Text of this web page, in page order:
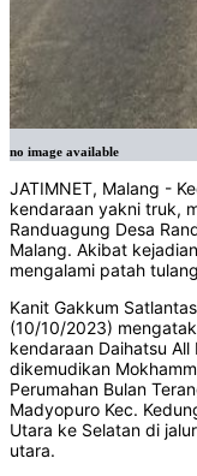
no image available
JATIMNET, Malang -
kendaraan yakni truk,
Randuagung Desa
Malang. Akibat
mengalami patah
Kanit Gakkum
(10/10/2023)
kendaraan Daihatsu
dikemudikan
Perumahan Bulan
Madyopuro Kec.
Utara ke Selatan di
utara.